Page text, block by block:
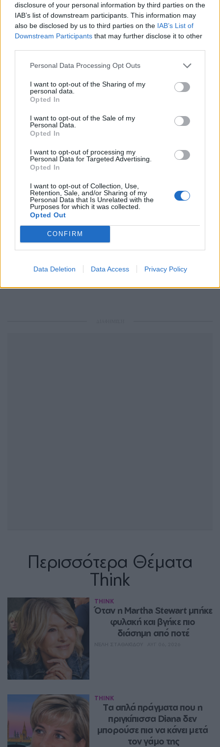
disclosure of your personal information by third parties on the
IAB’s list of downstream participants. This information may
also be disclosed by us to third parties on the IAB’s List of
Downstream Participants that may further disclose it to other
Personal Data Processing Opt Outs
I want to opt-out of the Sharing of my
personal data.
Opted In
I want to opt-out of the Sale of my
Personal Data.
Opted In
I want to opt-out of processing my
Personal Data for Targeted Advertising.
Opted In
I want to opt-out of Collection, Use,
Retention, Sale, and/or Sharing of my
Personal Data that Is Unrelated with the
Purposes for which it was collected.
Opted Out
CONFIRM
Data Deletion Data Access Privacy Policy
Ακολουθήστε το Pink.gr στο
μάθετε πρώτοιτα πιο hot νέα
Ακολουθήστε το Pink.gr και στοInstagram
Περισσότερα Θέματα
Think
THINK
Όταν η Martha Stewart μπήκε
φυλακή και βγήκε πιο
διάσημη από ποτέ
THINK
Τα απλά πράγματα που η
πριγκίπισσα Diana δεν
μπορούσε πια να κάνει μετά
τον γάμο της